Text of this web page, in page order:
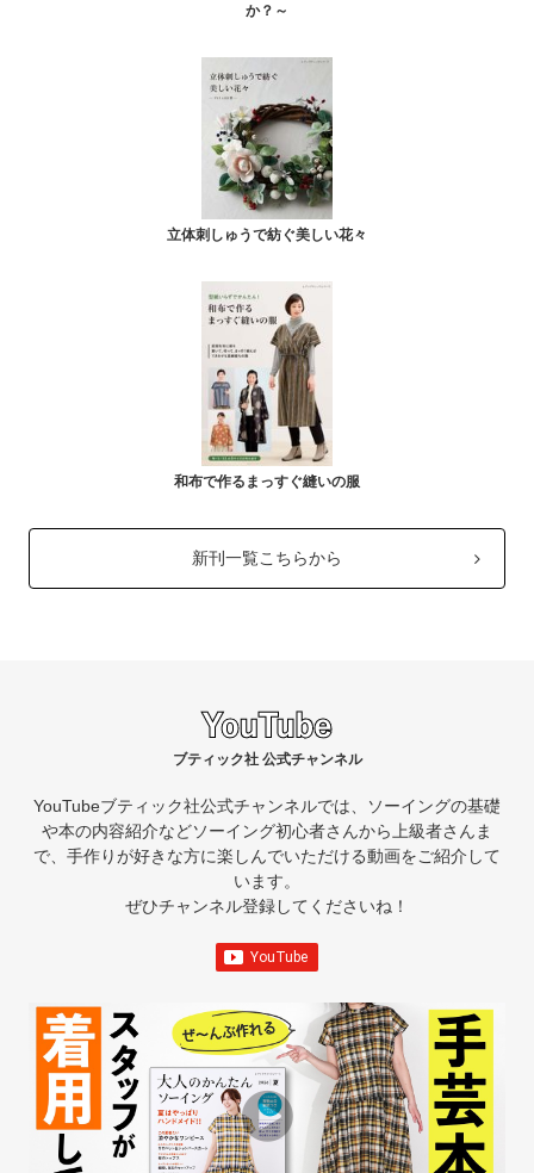
か？～
立体刺しゅうで紡ぐ美しい花々
和布で作るまっすぐ縫いの服
新刊一覧こちらから
ブティック社 公式チャンネル
YouTubeブティック社公式チャンネルでは、ソーイングの基礎
や本の内容紹介などソーイング初心者さんから上級者さんま
で、手作りが好きな方に楽しんでいただける動画をご紹介して
います。
ぜひチャンネル登録してくださいね！